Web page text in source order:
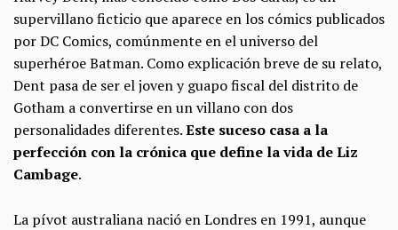
supervillano ficticio que aparece en los cómics publicados
por DC Comics, comúnmente en el universo del
superhéroe Batman. Como explicación breve de su relato,
Dent pasa de ser el joven y guapo fiscal del distrito de
Gotham a convertirse en un villano con dos
personalidades diferentes.Este suceso casa a la
perfección con la crónica que define la vida de Liz
Cambage.
La pívot australiana nació en Londres en 1991, aunque